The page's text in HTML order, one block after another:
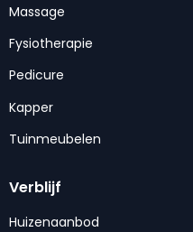
Massage
Fysiotherapie
Pedicure
Kapper
Tuinmeubelen
Verblijf
Huizenaanbod